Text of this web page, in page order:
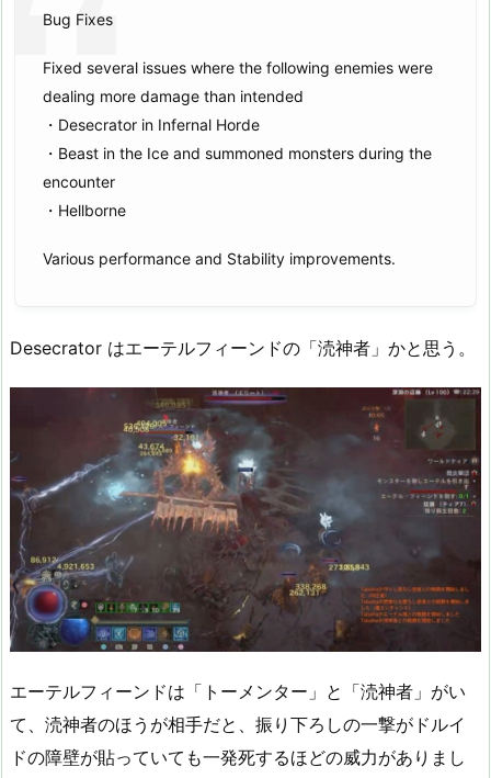
Bug Fixes
Fixed several issues where the following enemies were
dealing more damage than intended
・Desecrator in Infernal Horde
・Beast in the Ice and summoned monsters during the
encounter
・Hellborne
Various performance and Stability improvements.
Desecrator はエーテルフィーンドの「涜神者」かと思う。
エーテルフィーンドは「トーメンター」と「涜神者」がい
て、涜神者のほうが相手だと、振り下ろしの一撃がドルイ
ドの障壁が貼っていても一発死するほどの威力がありまし